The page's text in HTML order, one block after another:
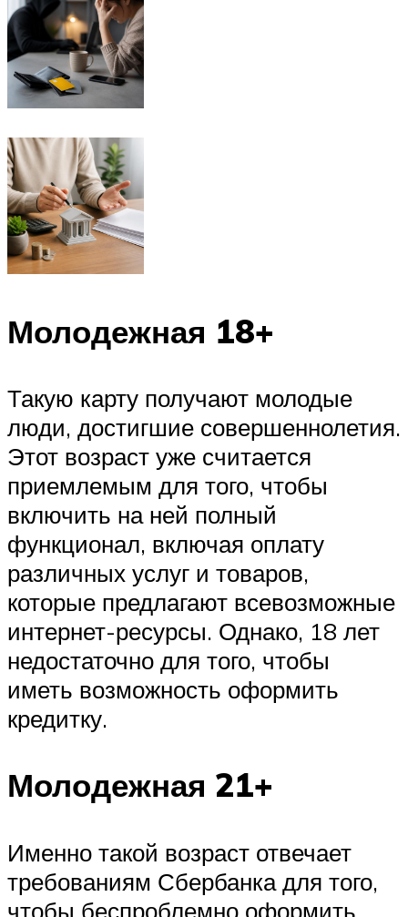
Молодежная 18+
Такую карту получают молодые
люди, достигшие совершеннолетия.
Этот возраст уже считается
приемлемым для того, чтобы
включить на ней полный
функционал, включая оплату
различных услуг и товаров,
которые предлагают всевозможные
интернет-ресурсы. Однако, 18 лет
недостаточно для того, чтобы
иметь возможность оформить
кредитку.
Молодежная 21+
Именно такой возраст отвечает
требованиям Сбербанка для того,
чтобы беспроблемно оформить